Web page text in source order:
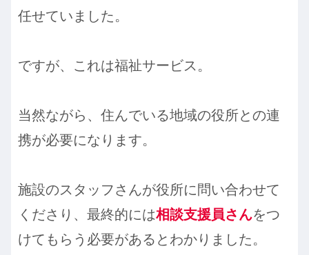
任せていました。
ですが、これは福祉サービス。
当然ながら、住んでいる地域の役所との連
携が必要になります。
施設のスタッフさんが役所に問い合わせて
くださり、最終的には相談支援員さんをつ
けてもらう必要があるとわかりました。